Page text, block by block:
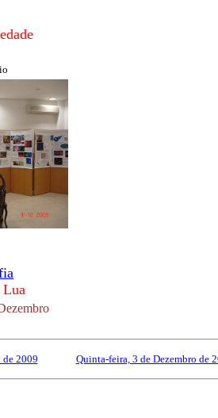
Lua
de 2009 Quinta-feira, 3 de Dezembro de